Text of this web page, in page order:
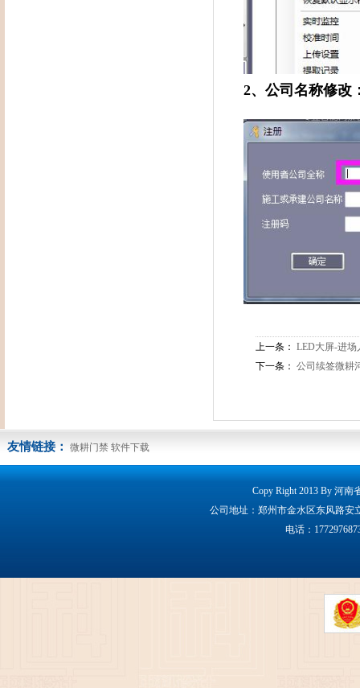
2、公司名称修改
上一条： LED大屏-进场
下一条： 公司续签微耕
友情链接： 微耕门禁 软件下载
Copy Right 2013 By 河南
公司地址：郑州市金水区东风路安
电话：